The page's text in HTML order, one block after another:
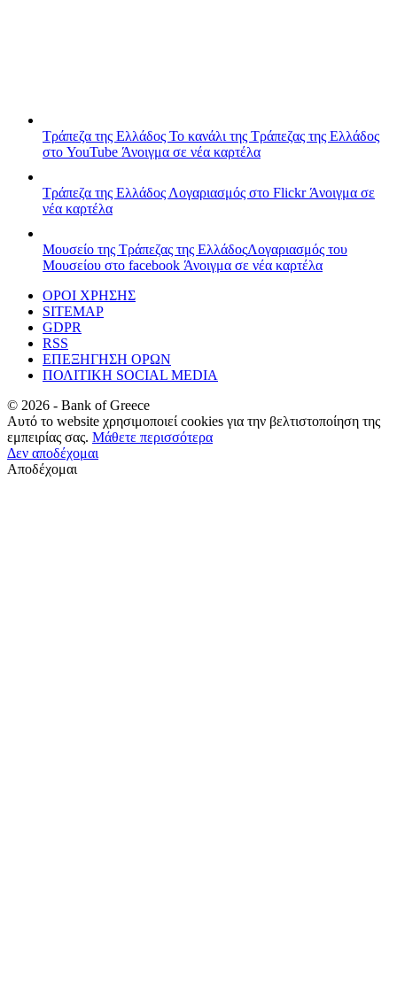
Τράπεζα της Ελλάδος Το κανάλι της Τράπεζας της Ελλάδος
στο YouTube Άνοιγμα σε νέα καρτέλα
Τράπεζα της Ελλάδος Λογαριασμός στο FlickrΆνοιγμα σε
νέα καρτέλα
Μουσείο της Τράπεζας της ΕλλάδοςΛογαριασμός του
Μουσείου στο facebook Άνοιγμα σε νέα καρτέλα
ΟΡΟΙ ΧΡΗΣΗΣ
SITEMAP
GDPR
RSS
ΕΠΕΞΗΓΗΣΗ ΟΡΩΝ
ΠΟΛΙΤΙΚΗ SOCIAL MEDIA
© 2026 - Bank of Greece
Αυτό το website χρησιμοποιεί cookies για την βελτιστοποίηση της
εμπειρίας σας. Μάθετε περισσότερα
Δεν αποδέχομαι
Αποδέχομαι